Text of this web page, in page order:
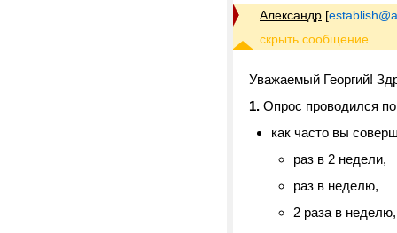
Александр [
Уважаемый Георгий!
1. Опрос проводился
как часто вы
раз в 2 недели,
раз в неделю,
2 раза в неделю,